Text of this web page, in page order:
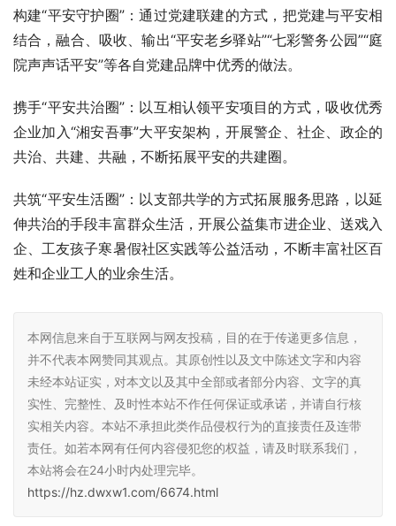
构建“平安守护圈”：通过党建联建的方式，把党建与平安相
结合，融合、吸收、输出“平安老乡驿站”“七彩警务公园”“庭
院声声话平安”等各自党建品牌中优秀的做法。
携手“平安共治圈”：以互相认领平安项目的方式，吸收优秀
企业加入“湘安吾事”大平安架构，开展警企、社企、政企的
共治、共建、共融，不断拓展平安的共建圈。
共筑“平安生活圈”：以支部共学的方式拓展服务思路，以延
伸共治的手段丰富群众生活，开展公益集市进企业、送戏入
企、工友孩子寒暑假社区实践等公益活动，不断丰富社区百
姓和企业工人的业余生活。
本网信息来自于互联网与网友投稿，目的在于传递更多信息，
并不代表本网赞同其观点。其原创性以及文中陈述文字和内容
未经本站证实，对本文以及其中全部或者部分内容、文字的真
实性、完整性、及时性本站不作任何保证或承诺，并请自行核
实相关内容。本站不承担此类作品侵权行为的直接责任及连带
责任。如若本网有任何内容侵犯您的权益，请及时联系我们，
本站将会在24小时内处理完毕。
https://hz.dwxw1.com/6674.html